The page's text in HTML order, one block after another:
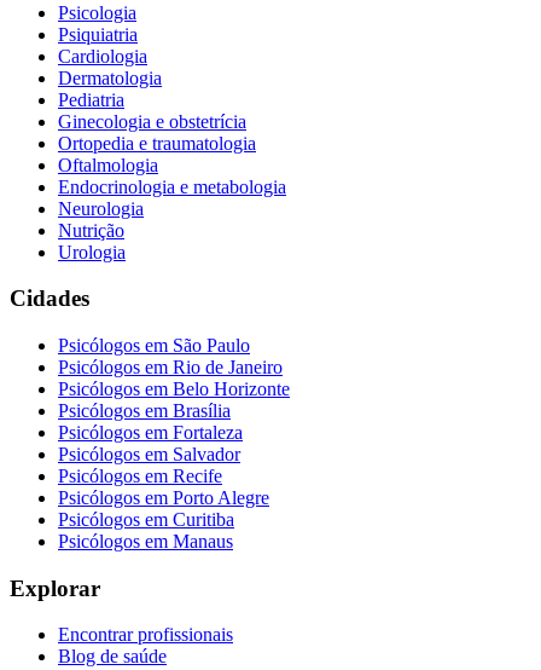
Psicologia
Psiquiatria
Cardiologia
Dermatologia
Pediatria
Ginecologia e obstetrícia
Ortopedia e traumatologia
Oftalmologia
Endocrinologia e metabologia
Neurologia
Nutrição
Urologia
Cidades
Psicólogos em São Paulo
Psicólogos em Rio de Janeiro
Psicólogos em Belo Horizonte
Psicólogos em Brasília
Psicólogos em Fortaleza
Psicólogos em Salvador
Psicólogos em Recife
Psicólogos em Porto Alegre
Psicólogos em Curitiba
Psicólogos em Manaus
Explorar
Encontrar profissionais
Blog de saúde